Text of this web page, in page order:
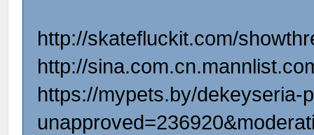
http://skatefluckit.com/
http://
https://mypets.by/dekeyseria-